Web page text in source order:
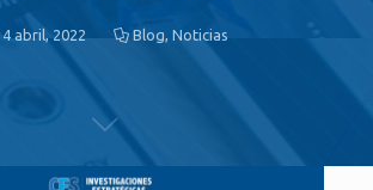
4 abril, 2022 Blog, Noticias